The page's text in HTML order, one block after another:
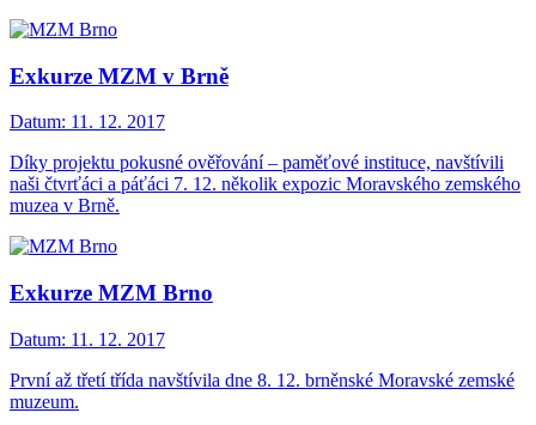
Exkurze MZM v Brně
Datum: 11. 12. 2017
Díky projektu pokusné ověřování – paměťové instituce, navštívili
naši čtvrťáci a páťáci 7. 12. několik expozic Moravského zemského
muzea v Brně.
Exkurze MZM Brno
Datum: 11. 12. 2017
První až třetí třída navštívila dne 8. 12. brněnské Moravské zemské
muzeum.